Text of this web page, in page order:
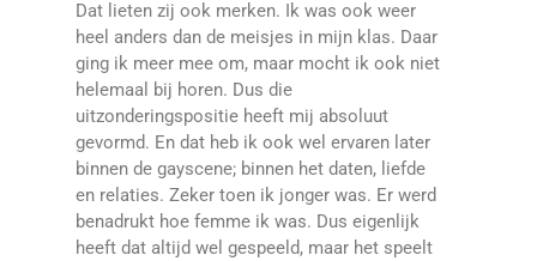
Dat lieten zij ook merken. Ik was ook weer
heel anders dan de meisjes in mijn klas. Daar
ging ik meer mee om, maar mocht ik ook niet
helemaal bij horen. Dus die
uitzonderingspositie heeft mij absoluut
gevormd. En dat heb ik ook wel ervaren later
binnen de gayscene; binnen het daten, liefde
en relaties. Zeker toen ik jonger was. Er werd
benadrukt hoe femme ik was. Dus eigenlijk
heeft dat altijd wel gespeeld, maar het speelt